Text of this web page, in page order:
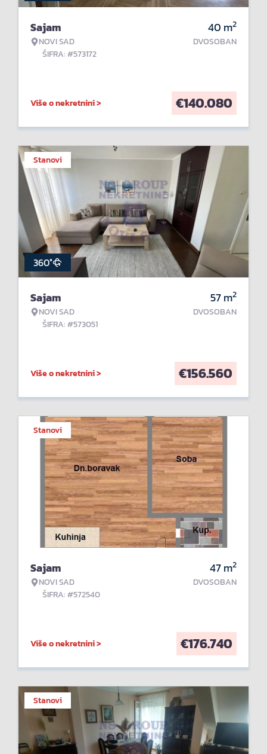
Sajam
NOVI SAD
ŠIFRA: #573172
40 m2
DVOSOBAN
Više o nekretnini > €140.080
Stanovi
360°
Sajam
NOVI SAD
ŠIFRA: #573051
57m2
DVOSOBAN
Više o nekretnini > €156.560
Stanovi
Sajam
NOVI SAD
ŠIFRA: #572540
47m2
DVOSOBAN
Više o nekretnini > €176.740
Stanovi